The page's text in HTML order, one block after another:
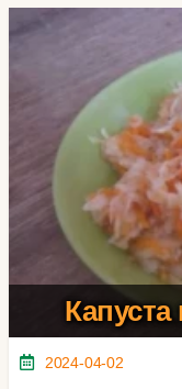
2024-04-02